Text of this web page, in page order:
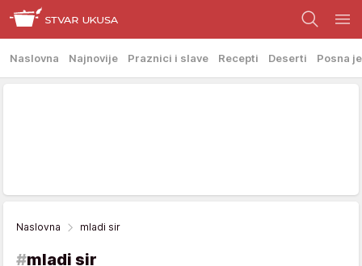
Naslovna Najnovije Praznici i slave Recepti Deserti Posna
Naslovna mladi sir
#mladi sir